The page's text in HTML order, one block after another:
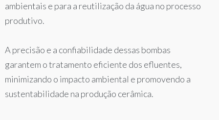
ambientais e para a reutilização da água no processo
produtivo.
A precisão e a confiabilidade dessas bombas
garantem o tratamento eficiente dos efluentes,
minimizando o impacto ambiental e promovendo a
sustentabilidade na produção cerâmica.